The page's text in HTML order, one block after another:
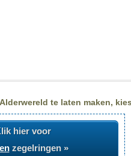
te laten maken,
hier voor
zegelringen »